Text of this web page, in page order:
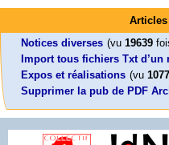
Foutez-nous la paix
Aujourd’hui, mercredi 18 mars
Emmanuel (…)
Leonard Peltier libre
Leonard Peltier, un Amérindien
un (…)
En Pays-de-la-
« La présidente Horizons de la
Mon CV... Cette perle indique une
Notices diverses (vu 19639
Import tous fichiers Txt d’un
Expos et réalisations (vu
Supprimer la pub de PDF